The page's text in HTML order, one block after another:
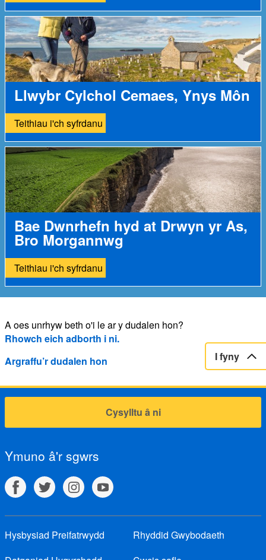
Llwybr Cylchol Cemaes, Ynys Môn
Teithiau i'ch syfrdanu
Bae Dwnrhefn hyd at Drwyn yr As,
Bro Morgannwg
Teithiau i'ch syfrdanu
A oes unrhyw beth o'i le ar y dudalen hon?
Rhowch eich adborth i ni.
Argraffu’r dudalen hon
I fyny
Cysylltu â ni
Ymuno â'r sgwrs
Hysbysiad Preifatrwydd
Rhyddid Gwybodaeth